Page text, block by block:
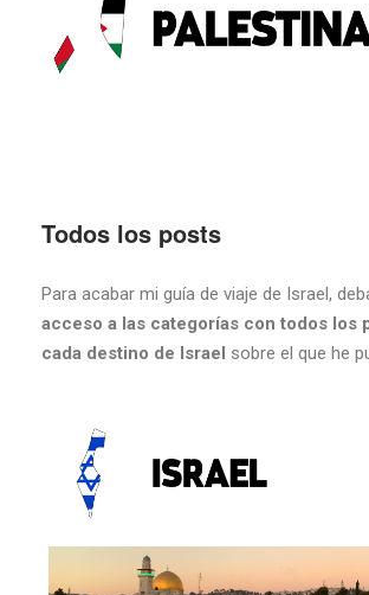
Todos los posts
Para acabar mi guía de viaje de Israel,
acceso a las categorías con todos los
cada destino de Israel sobre el que he